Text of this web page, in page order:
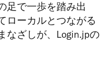
足で一歩を踏み出
ローカルとつながる
なざしが、Login.jpの